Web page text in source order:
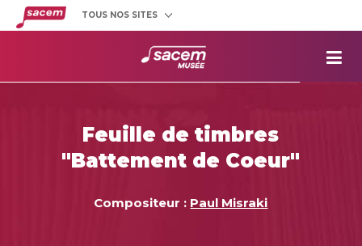
TOUS NOS SITES
Feuille de timbres
"Battement de Coeur"
Compositeur : Paul Misraki